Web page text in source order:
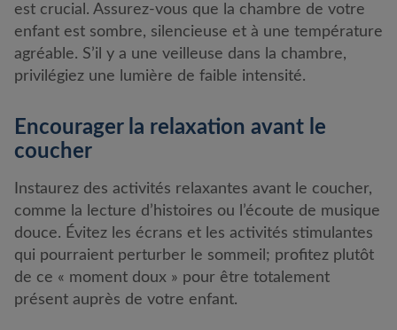
est crucial. Assurez-vous que la chambre de votre
enfant est sombre, silencieuse et à une température
agréable. S’il y a une veilleuse dans la chambre,
privilégiez une lumière de faible intensité.
Encourager la relaxation avant le
coucher
Instaurez des activités relaxantes avant le coucher,
comme la lecture d’histoires ou l’écoute de musique
douce. Évitez les écrans et les activités stimulantes
qui pourraient perturber le sommeil; profitez plutôt
de ce « moment doux » pour être totalement
présent auprès de votre enfant.